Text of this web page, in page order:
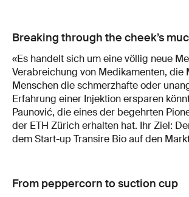
Breaking through the cheek’s
«Es handelt sich um eine völlig neue
Verabreichung von Medikamenten, die
Menschen die schmerzhafte oder
Erfahrung einer Injektion ersparen
Paunović, die eines der begehrten
der ETH Zürich erhalten hat. Ihr Ziel:
dem Start-up Transire Bio auf den
From peppercorn to suction cup